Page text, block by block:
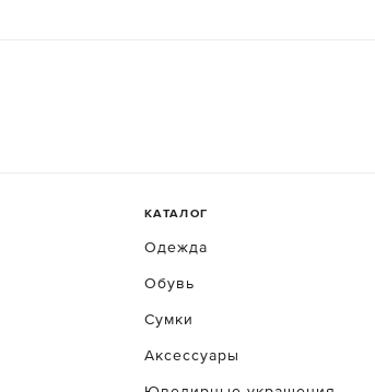
КАТАЛОГ
Одежда
Обувь
Сумки
Аксессуары